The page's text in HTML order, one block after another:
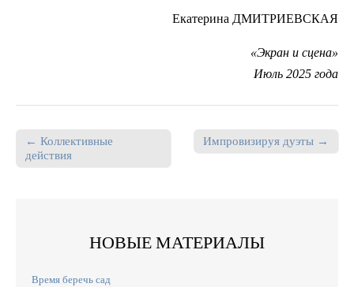
Екатерина ДМИТРИЕВСКАЯ
«Экран и сцена»
Июль 2025 года
Post navigation
← Коллективные
действия
Импровизируя дуэты →
НОВЫЕ МАТЕРИАЛЫ
Время беречь сад